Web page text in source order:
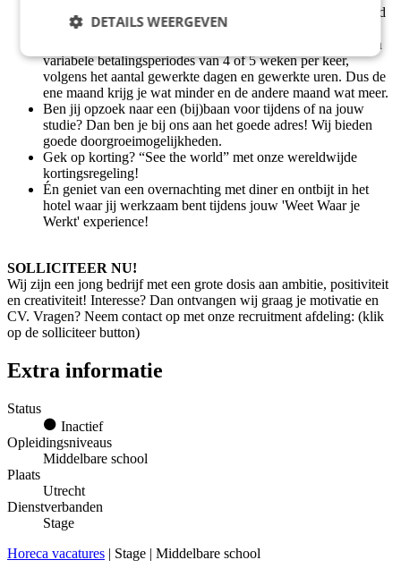
Als MBO student ontvang jij een stagevergoeding gebaseerd
op €750,- bruto per maand fulltime, die bestaat uit €670,-
stagevergoeding en €80,- onkostenvergoeding. Wij hanteren
variabele betalingsperiodes van 4 of 5 weken per keer,
volgens het aantal gewerkte dagen en gewerkte uren. Dus de
ene maand krijg je wat minder en de andere maand wat meer.
Ben jij opzoek naar een (bij)baan voor tijdens of na jouw
studie? Dan ben je bij ons aan het goede adres! Wij bieden
goede doorgroeimogelijkheden.
Gek op korting? “See the world” met onze wereldwijde
kortingsregeling!
Én geniet van een overnachting met diner en ontbijt in het
hotel waar jij werkzaam bent tijdens jouw 'Weet Waar je
Werkt' experience!
SOLLICITEER NU!
Wij zijn een jong bedrijf met een grote dosis aan ambitie, positiviteit
en creativiteit! Interesse? Dan ontvangen wij graag je motivatie en
CV. Vragen? Neem contact op met onze recruitment afdeling: (klik
op de solliciteer button)
Extra informatie
Status
Inactief
Opleidingsniveaus
Middelbare school
Plaats
Utrecht
Dienstverbanden
Stage
Horeca vacatures | Stage | Middelbare school
DETAILS WEERGEVEN